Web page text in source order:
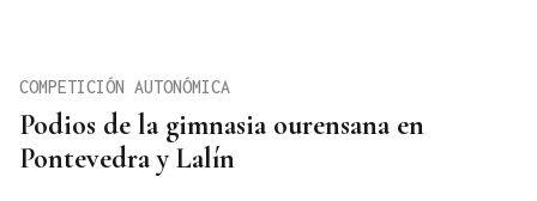
Podios de la gimnasia ourensana en
Pontevedra y Lalín
COMPETICIÓN AUTONÓMICA